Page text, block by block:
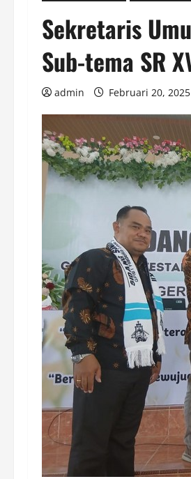
Sekretaris
Sub-tema SR
admin Februari 20, 2025